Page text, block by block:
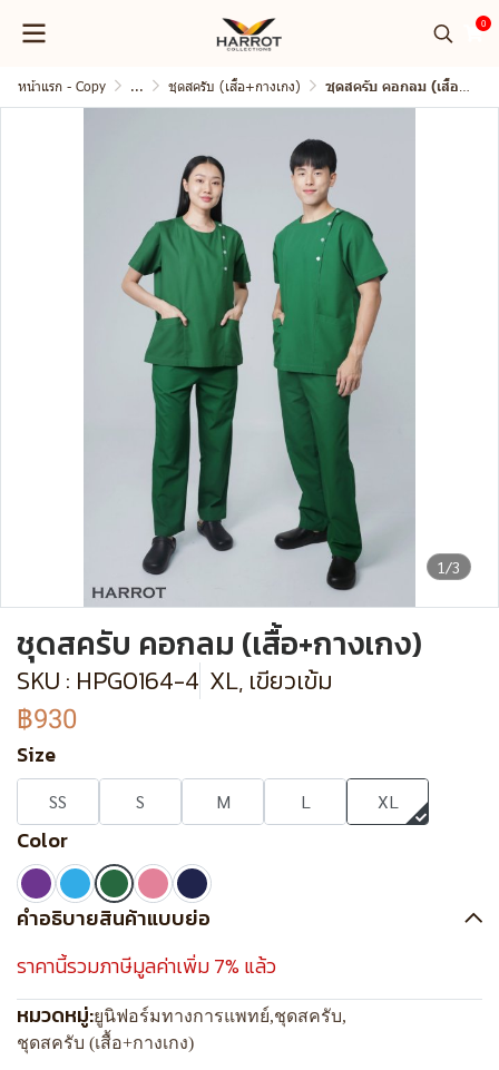
0
หน้าแรก - Copy ... ชุดสครับ (เสื้อ+กางเกง) ชุดสครับ คอกลม (เสื้อ+กางเกง)
1/3
ชุดสครับ คอกลม (เสื้อ+กางเกง)
SKU : HPG0164-4 XL, เขียวเข้ม
฿930
Size
SS S M L XL
Color
คำอธิบายสินค้าแบบย่อ
ราคานี้รวมภาษีมูลค่าเพิ่ม 7% แล้ว
หมวดหมู่:ยูนิฟอร์มทางการแพทย์,ชุดสครับ,
ชุดสครับ (เสื้อ+กางเกง)